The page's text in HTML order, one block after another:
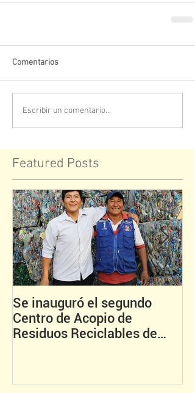
Comentarios
Escribir un comentario...
Featured Posts
Se inauguró el segundo
Centro de Acopio de
Residuos Reciclables de